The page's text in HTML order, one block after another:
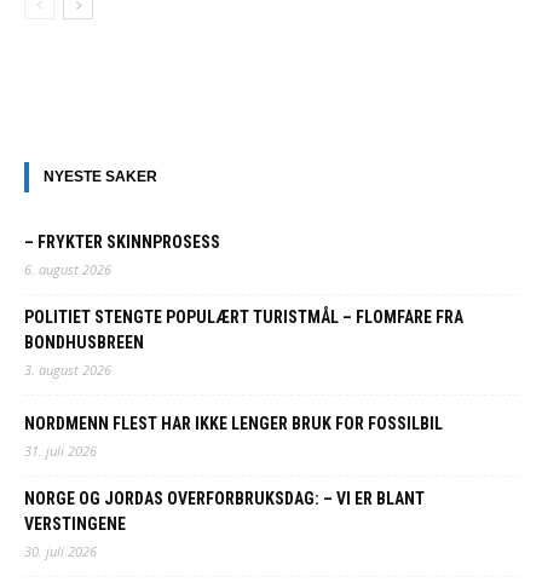
NYESTE SAKER
– FRYKTER SKINNPROSESS
6. august 2026
POLITIET STENGTE POPULÆRT TURISTMÅL – FLOMFARE FRA
BONDHUSBREEN
3. august 2026
NORDMENN FLEST HAR IKKE LENGER BRUK FOR FOSSILBIL
31. juli 2026
NORGE OG JORDAS OVERFORBRUKSDAG: – VI ER BLANT
VERSTINGENE
30. juli 2026